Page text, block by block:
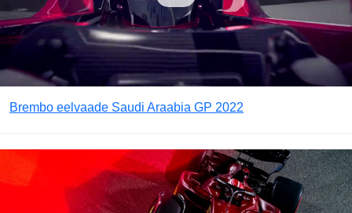
Brembo eelvaade Saudi Araabia GP 2022